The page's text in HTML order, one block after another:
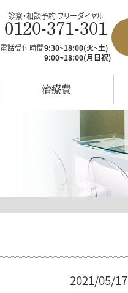
診察・相談予約 フリーダイヤル
0120-371-301
電話受付時間9:30~18:00(火~土)
9:00~18:00(月日祝)
治療費
2021/05/17